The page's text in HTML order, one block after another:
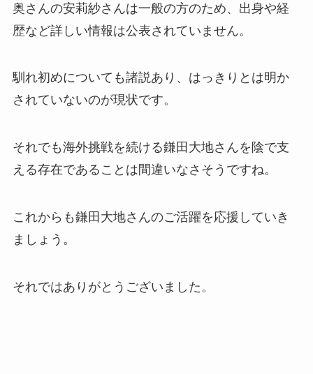
奥さんの安莉紗さんは一般の方のため、出身や経
歴など詳しい情報は公表されていません。
馴れ初めについても諸説あり、はっきりとは明か
されていないのが現状です。
それでも海外挑戦を続ける鎌田大地さんを陰で支
える存在であることは間違いなさそうですね。
これからも鎌田大地さんのご活躍を応援していき
ましょう。
それではありがとうございました。